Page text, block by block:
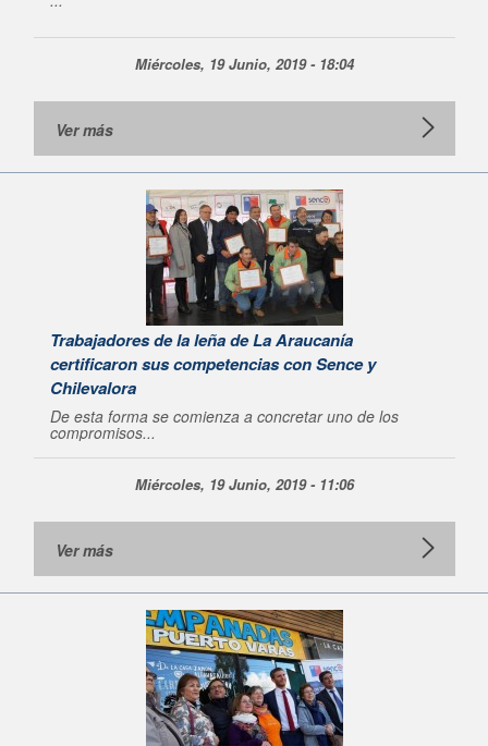
Miércoles, 19 Junio, 2019 - 18:04
Ver más
Trabajadores de la leña de La Araucanía
certificaron sus competencias con Sence y
Chilevalora
De esta forma se comienza a concretar uno de los
compromisos...
Miércoles, 19 Junio, 2019 - 11:06
Ver más